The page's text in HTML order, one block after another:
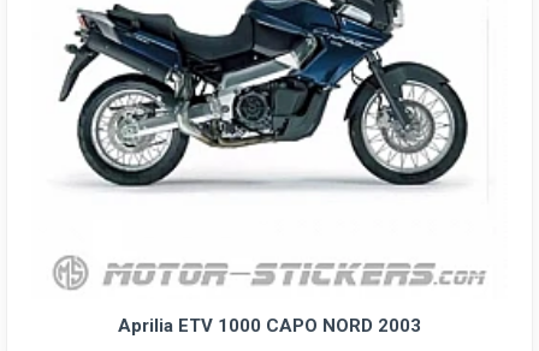
Aprilia ETV 1000 CAPO NORD 2003